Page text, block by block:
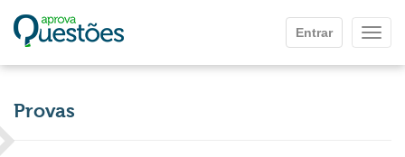
Entrar
Provas